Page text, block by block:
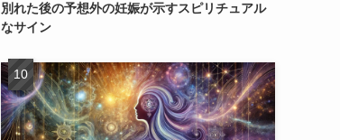
別れた後の予想外の妊娠が示すスピリチュアル
なサイン